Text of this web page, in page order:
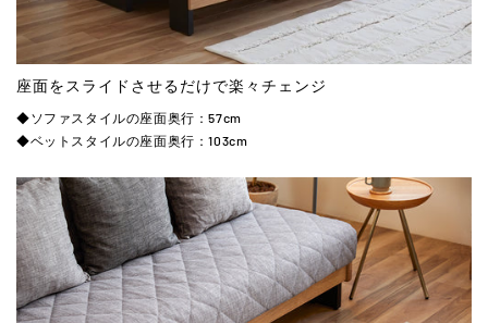
座面をスライドさせるだけで楽々チェンジ
◆ソファスタイルの座面奥行：57cm
◆ベットスタイルの座面奥行：103cm